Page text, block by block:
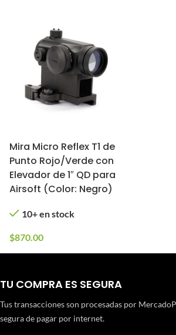
Mira Micro Reflex T1 de
Punto Rojo/Verde con
Elevador de 1″ QD para
Airsoft (Color: Negro)
10+ en stock
$870.00
TU COMPRA ES SEGURA
Tus transacciones son procesadas por
segura de pagar por internet.